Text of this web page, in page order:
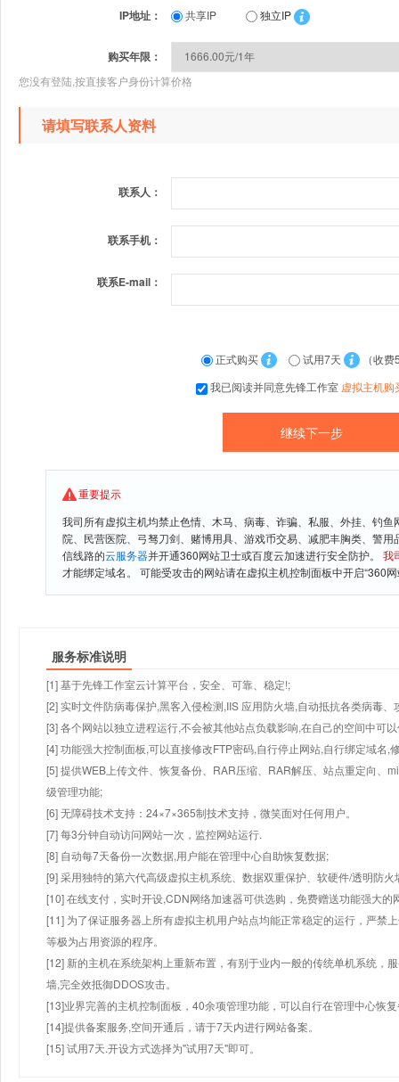
IP地址： 共享IP 独立IP
购买年限：
您没有登陆,按直接客户身份计算价格
请填写联系人资料
联系人：
联系手机：
联系E-mail：
正式购买 试用7天
（收费
我已阅读并同意先锋工作室 虚拟主机购
重要提示
我司所有虚拟主机均禁止色情、木马、病毒、诈骗、私服、外挂、钓
院、民营医院、弓驽刀剑、赌博用具、游戏币交易、减肥丰胸类、警
信线路的云服务器并开通360网站卫士或百度云加速进行安全防护。 我
才能绑定域名。 可能受攻击的网站请在虚拟主机控制面板中开启“360
服务标准说明
[1] 基于先锋工作室云计算平台，安全、可靠、稳定!;
[2] 实时文件防病毒保护,黑客入侵检测,IIS 应用防火墙,自动抵抗各类病毒、
[3] 各个网站以独立进程运行,不会被其他站点负载影响,在自己的空间中可
[4] 功能强大控制面板,可以直接修改FTP密码,自行停止网站,自行绑定域名,
[5] 提供WEB上传文件、恢复备份、RAR压缩、RAR解压、站点重定向、
级管理功能;
[6] 无障碍技术支持：24×7×365制技术支持，微笑面对任何用户。
[7] 每3分钟自动访问网站一次，监控网站运行.
[8] 自动每7天备份一次数据,用户能在管理中心自助恢复数据;
[9] 采用独特的第六代高级虚拟主机系统、数据双重保护、软硬件/透明防火
[10] 在线支付，实时开设,CDN网络加速器可供选购，免费赠送功能强大
[11] 为了保证服务器上所有虚拟主机用户站点均能正常稳定的运行，严禁
等极为占用资源的程序。
[12] 新的主机在系统架构上重新布置，有别于业内一般的传统单机系统，
墙,完全效抵御DDOS攻击。
[13]业界完善的主机控制面板，40余项管理功能，可以自行在管理中心恢
[14]提供备案服务,空间开通后，请于7天内进行网站备案。
[15] 试用7天.开设方式选择为"试用7天"即可。